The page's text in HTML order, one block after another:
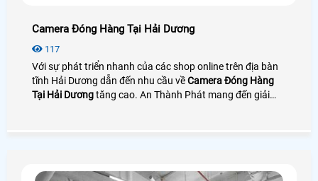
Camera Đóng Hàng Tại Hải Dương
117
Với sự phát triển nhanh của các shop online trên địa bàn
tĩnh Hải Dương dẫn đến nhu cầu vềCamera Đóng Hàng
Tại Hải Dươngtăng cao. An Thành Phát mang đến giải